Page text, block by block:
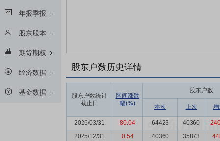
年报季报
股东股本
期货期权
经济数据
基金数据
股东户数历史详情
股东户数统计
截止日
区间涨跌
幅(%)
股东户数
本次 上次 增
2026/03/31 80.04 64423 40360
2025/12/31
0.54 40360 35873